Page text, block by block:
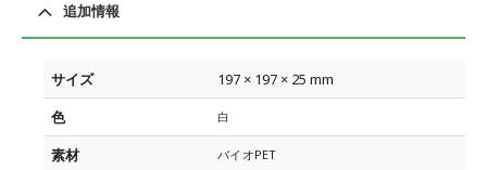
追加情報
サイズ
197 × 197 × 25 mm
色
白
素材 バイオPET